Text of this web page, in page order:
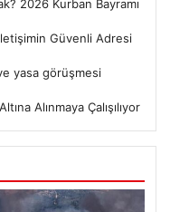
2026 Kurban Bayramı
Güvenli Adresi
yasa görüşmesi
Alınmaya Çalışılıyor